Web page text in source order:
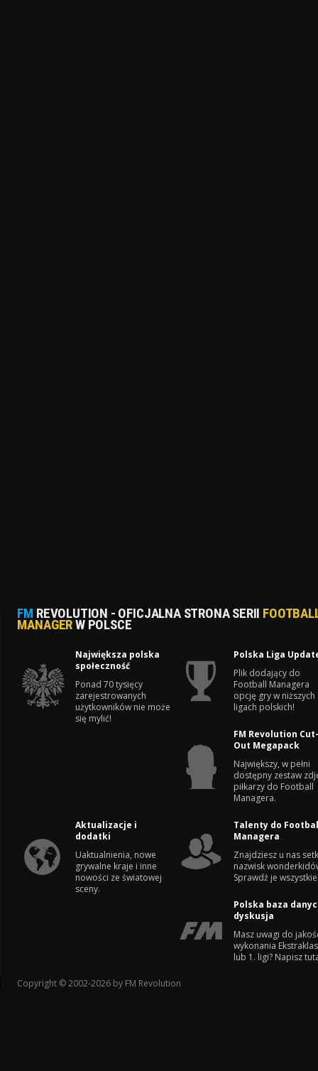
FM REVOLUTION - OFICJALNA STRONA SERII
MANAGERW POLSCE
Największa polska
społeczność
Ponad 70 tysięcy
zarejestrowanych
użytkowników nie może
się mylić!
Polska Liga
Plik dodający do
Football Managera
opcję gry w niższych
ligach polskich!
FM Revolution
Out Megapack
Największy, w pełni
dostępny zestaw
piłkarzy do Football
Managera.
Aktualizacje i
dodatki
Uaktualnienia, nowe
grywalne kraje i inne
nowości ze światowej
sceny.
Talenty do
Managera
Znajdziesz u nas
nazwisk
Sprawdź je
Polska baza
dyskusja
Masz uwagi do
wykonania
lub 1. ligi? Napisz
Copyright © 2002-2026 by FM Revolution